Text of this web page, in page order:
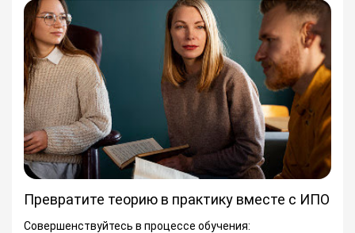
Превратите теорию в практику вместе с ИПО
Совершенствуйтесь в процессе обучения: